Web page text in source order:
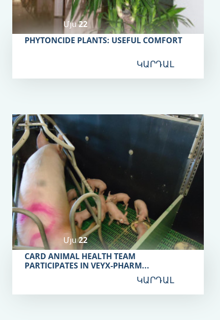
Մյս 22
PHYTONCIDE PLANTS: USEFUL COMFORT
ԿԱՐԴԱԼ
Մյս 22
CARD ANIMAL HEALTH TEAM
PARTICIPATES IN VEYX-PHARM...
ԿԱՐԴԱԼ